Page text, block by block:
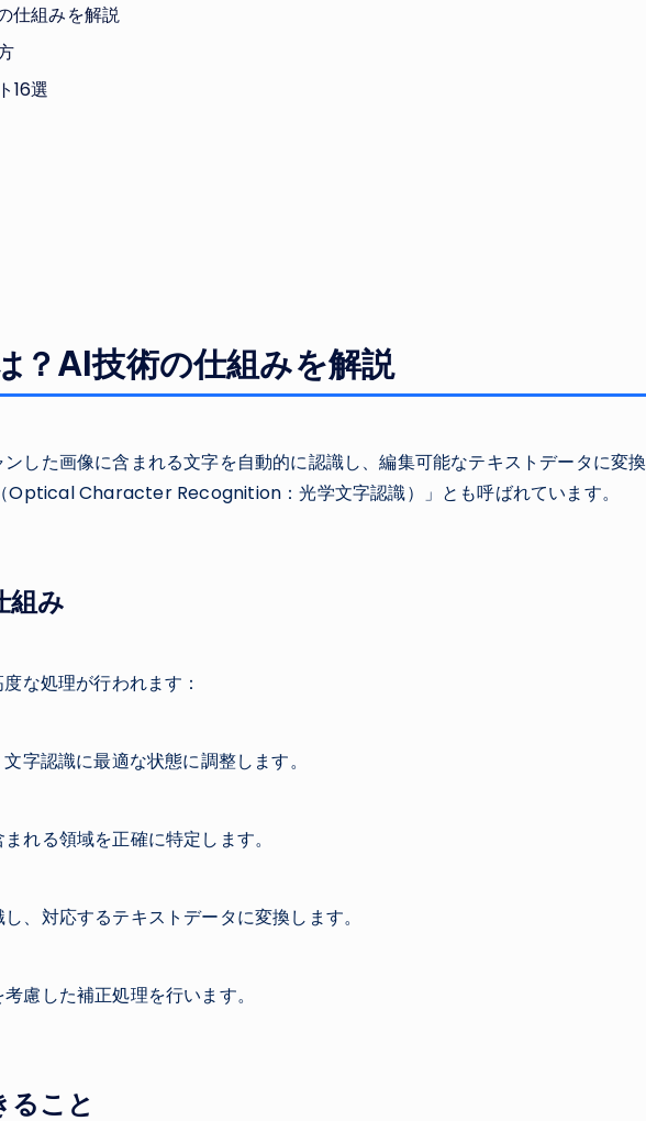
仕組みを解説
16選
？AI技術の仕組みを解説
した画像に含まれる文字を自動的に認識し、編集可能なテキストデータに変換
Optical Character Recognition：光学文字認識）」とも呼ばれています。
組み
な処理が行われます：
字認識に最適な状態に調整します。
れる領域を正確に特定します。
、対応するテキストデータに変換します。
慮した補正処理を行います。
ること